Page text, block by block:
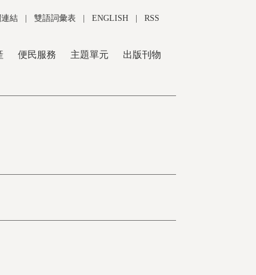
結 雙語詞彙表 ENGLISH RSS
便民服務 主題單元 出版刊物